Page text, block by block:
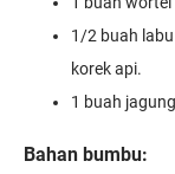
1/2 buah
korek api.
1 buah
Bahan bumbu: